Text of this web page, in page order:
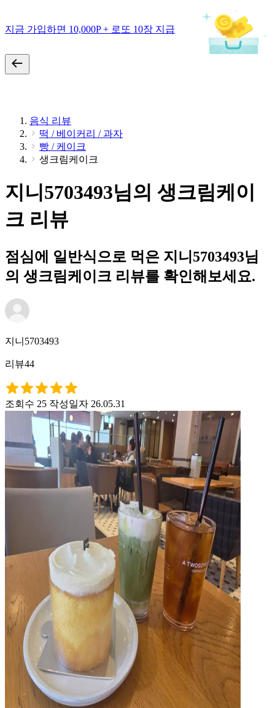
지금 가입하면 10,000P + 로또 10장 지급
음식 리뷰
떡 / 베이커리 / 과자
빵 / 케이크
생크림케이크
지니5703493님의 생크림케이
크 리뷰
점심에 일반식으로 먹은 지니5703493님
의 생크림케이크 리뷰를 확인해보세요.
지니5703493
리뷰44
조회수 25 작성일자 26.05.31